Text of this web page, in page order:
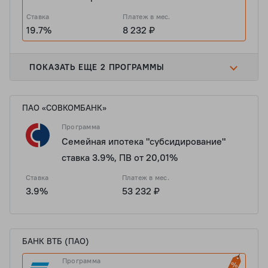
Ставка
19.7%
Платеж в мес.
8 232 ₽
ПОКАЗАТЬ ЕЩЕ 2 ПРОГРАММЫ
ПАО «СОВКОМБАНК»
Программа
Семейная ипотека "субсидирование"
ставка 3.9%, ПВ от 20,01%
Ставка
3.9%
Платеж в мес.
53 232 ₽
БАНК ВТБ (ПАО)
Программа